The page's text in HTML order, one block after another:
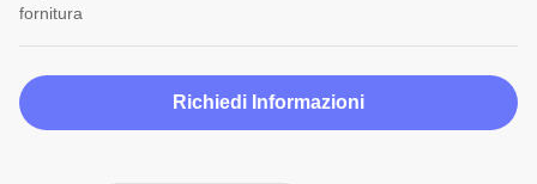
fornitura
Richiedi Informazioni